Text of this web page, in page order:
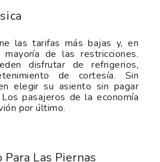
las tarifas más bajas y, en
de las restricciones.
disfrutar de refrigerios,
de cortesía. Sin
elegir su asiento sin pagar
pasajeros de la economía
por último.
Las Piernas